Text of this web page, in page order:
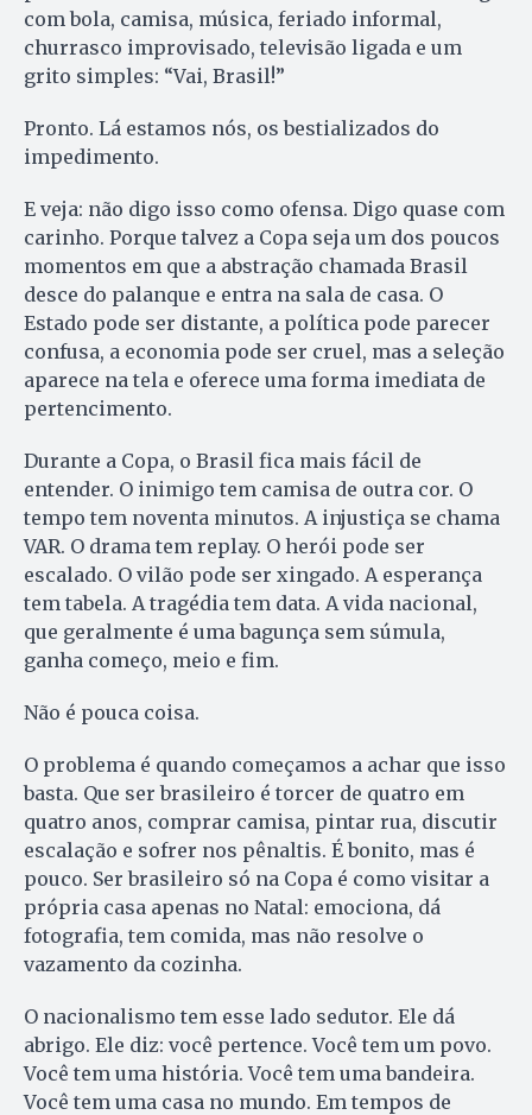
com bola, camisa, música, feriado informal,
churrasco improvisado, televisão ligada e um
grito simples: “Vai, Brasil!”
Pronto. Lá estamos nós, os bestializados do
impedimento.
E veja: não digo isso como ofensa. Digo quase com
carinho. Porque talvez a Copa seja um dos poucos
momentos em que a abstração chamada Brasil
desce do palanque e entra na sala de casa. O
Estado pode ser distante, a política pode parecer
confusa, a economia pode ser cruel, mas a seleção
aparece na tela e oferece uma forma imediata de
pertencimento.
Durante a Copa, o Brasil fica mais fácil de
entender. O inimigo tem camisa de outra cor. O
tempo tem noventa minutos. A injustiça se chama
VAR. O drama tem replay. O herói pode ser
escalado. O vilão pode ser xingado. A esperança
tem tabela. A tragédia tem data. A vida nacional,
que geralmente é uma bagunça sem súmula,
ganha começo, meio e fim.
Não é pouca coisa.
O problema é quando começamos a achar que isso
basta. Que ser brasileiro é torcer de quatro em
quatro anos, comprar camisa, pintar rua, discutir
escalação e sofrer nos pênaltis. É bonito, mas é
pouco. Ser brasileiro só na Copa é como visitar a
própria casa apenas no Natal: emociona, dá
fotografia, tem comida, mas não resolve o
vazamento da cozinha.
O nacionalismo tem esse lado sedutor. Ele dá
abrigo. Ele diz: você pertence. Você tem um povo.
Você tem uma história. Você tem uma bandeira.
Você tem uma casa no mundo. Em tempos de